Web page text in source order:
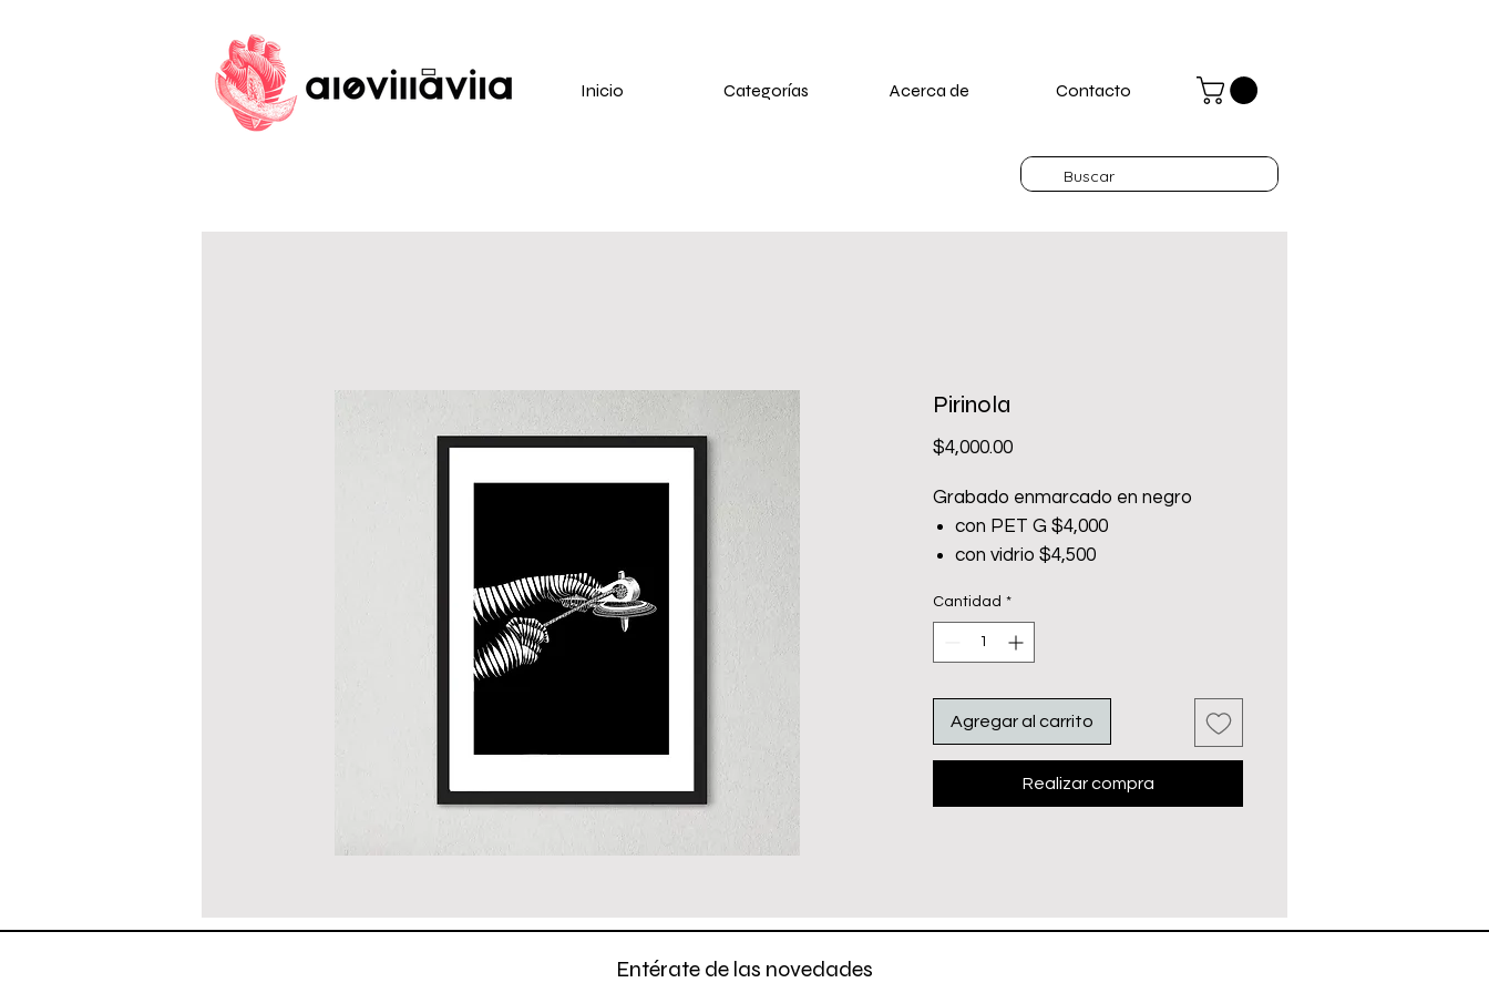
Inicio Categorías Acerca de Contacto
Pirinola
$4,000.00Precio
Grabado enmarcado en negro
con PET G $4,000
con vidrio $4,500
Cantidad *
Agregar al carrito
Realizar compra
Entérate de las novedades